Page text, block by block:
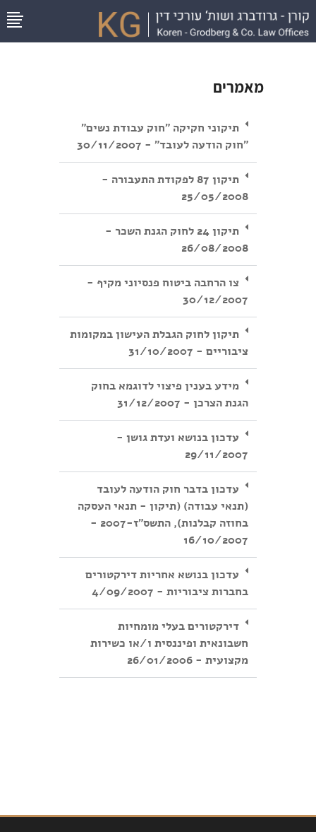
מאמרים
תיקוני חקיקה "חוק עבודת נשים"
"חוק הודעה לעובד" - 30/11/2007
תיקון 87 לפקודת התעבורה -
25/05/2008
תיקון 24 לחוק הגנת השכר -
26/08/2008
צו הרחבה ביטוח פנסיוני מקיף -
30/12/2007
תיקון לחוק הגבלת העישון במקומות
ציבוריים - 31/10/2007
מידע בענין פיצוי לדוגמא בחוק
הגנת הצרכן - 31/12/2007
עדכון בנושא ועדת גושן -
29/11/2007
עדכון בדבר חוק הודעה לעובד
(תנאי עבודה) (תיקון - תנאי העסקה
בחוזה קבלנות), התשס"ז-2007 -
16/10/2007
עדכון בנושא אחריות דירקטורים
בחברות ציבוריות - 4/09/2007
דירקטורים בעלי מומחיות
חשבונאית ופיננסית ו/או כשירות
מקצועית - 26/01/2006